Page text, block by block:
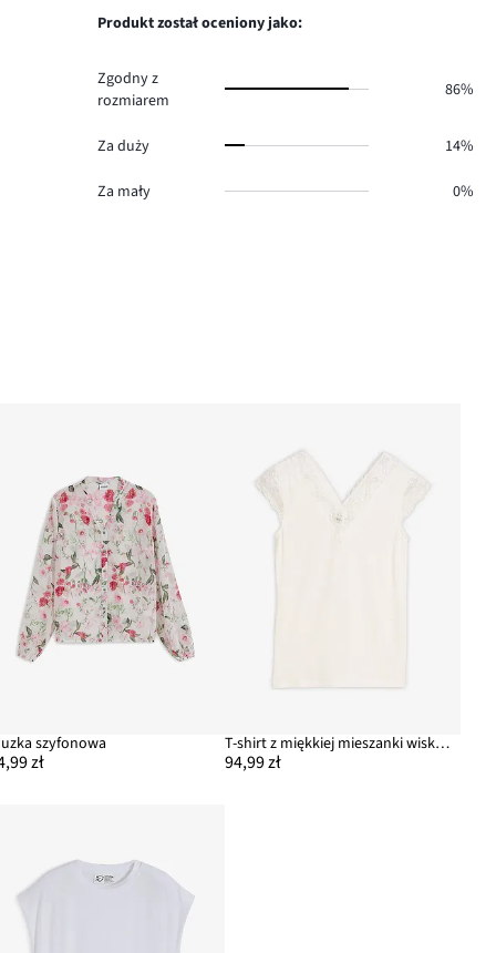
0.
głosów
Produkt został oceniony jako:
Zgodny z
rozmiarem
86%
Za duży 14%
Za mały 0%
szyfonowa
zł
T-shirt z miękkiej mieszanki wiskozy
94,99 zł